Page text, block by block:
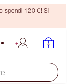
spendi 120 €! Si